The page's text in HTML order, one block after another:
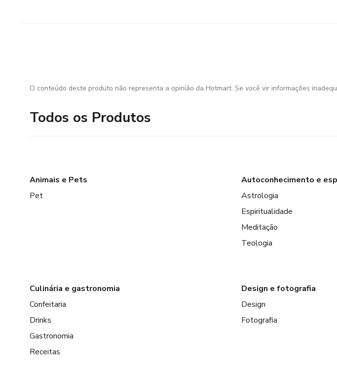
O conteúdo deste produto não representa a opinião da Hotmart. Se você vir informações
Todos os Produtos
Animais e Pets
Pet
Autoconhecimento e
Astrologia
Espiritualidade
Meditação
Teologia
Culinária e gastronomia
Confeitaria
Drinks
Gastronomia
Receitas
Design e fotografia
Design
Fotografia